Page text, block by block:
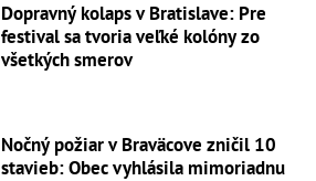
Dopravný kolaps v Bratislave: Pre
festival sa tvoria veľké kolóny zo
všetkých smerov
Nočný požiar v Braväcove zničil 10
stavieb: Obec vyhlásila mimoriadnu